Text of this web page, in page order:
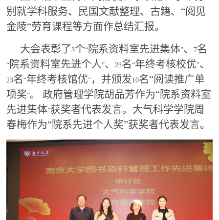
别就学科服务、民国文献整理、古籍、“阅见
金陵“劳育课程等方面作总结汇报。
大会表彰了3个“ 院系资料室先进集体”、 7名
“ 院系资料室先进个人”、23名“年终考核校优”、
23名“年终考核馆优” ，并颁发10名“阅读推广单
项奖”。 政府管理学院胡品芳作为“院系资料室
先进集体”获奖者代表发言。大气科学学院周
春梅作为“院系先进个人奖”获奖者代表发言。